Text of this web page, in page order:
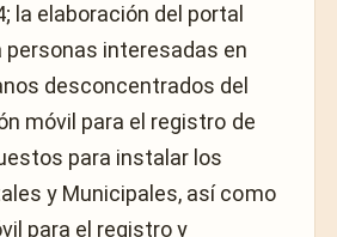
la elaboración del portal
personas interesadas en
desconcentrados del
móvil para el registro de
para instalar los
y Municipales, así como
para el registro y